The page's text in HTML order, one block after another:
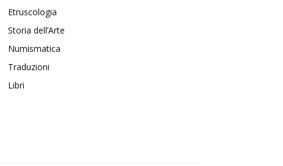
Etruscologia
Storia dell’Arte
Numismatica
Traduzioni
Libri